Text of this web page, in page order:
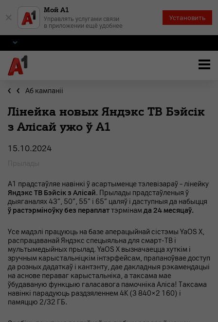
Мой А1
Управлять услугами связи
в приложении ещё удобнее
Установить
Аб кампаніі
Лінейка новых Яндэкс ТВ Бэйсік
з Алісай ужо ў А1
15.10.2024
А1 прадстаўляе навінкі ў асартыменце тэлевізараў – лінейку
Яндэкс ТВ Бэйсік з Алісай. Прылады прадстаўленыя ў
дыяганалях 43”, 50”, 55” і 65” цаляў і даступныя да набыцця
ў растэрміноўку без пераплаттэрмінамда 24 месяцаў.
Усе мадэлі працуюць на базе аперацыйнай сістэмы YaOS X,
распрацаванай Яндэкс спецыяльна для смарт-ТВ і
мультымедыйных прылад. YaOS X вызначаецца хуткім і
зручным карыстальніцкім інтэрфейсам, прапаноўвае доступ
да розных дадаткаў і кантэнту, дае дакладныя рэкамендацыі
на аснове пераваг карыстальніка, а таксама мае
ўбудаваную функцыю галасавога памочніка Аліса! Таксама
навінкі парадуюць раздзяленнем 4K (3 840×2 160) і
памяццю 2/32 ГБ.